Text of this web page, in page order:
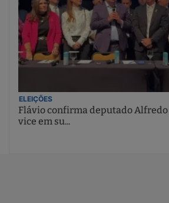
ELEIÇÕES
Flávio confirma deputado Alfredo
vice em su...